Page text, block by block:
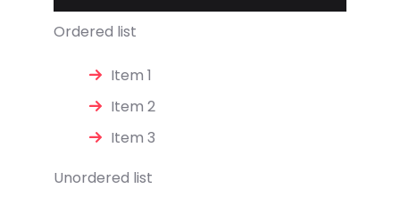
Ordered list
Item 1
Item 2
Item 3
Unordered list